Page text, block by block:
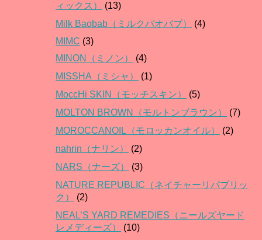
ィックス）
(13)
Milk Baobab（ミルクバオバブ）
(4)
MIMC (3)
MINON（ミノン）
(4)
MISSHA（ミシャ）
(1)
MoccHi SKIN（モッチスキン）
(5)
MOLTON BROWN（モルトンブラウン）
(7)
MOROCCANOIL（モロッカンオイル）
(2)
nahrin（ナリン）
(2)
NARS（ナーズ）
(3)
NATURE REPUBLIC（ネイチャーリパブリッ
ク）
(2)
NEAL’S YARD REMEDIES（ニールズヤード
レメディーズ）
(10)